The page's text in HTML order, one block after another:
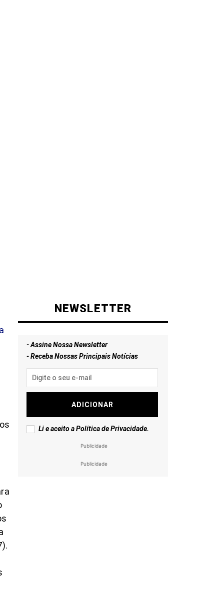
NEWSLETTER
- Assine Nossa Newsletter
- Receba Nossas Principais Notícias
ADICIONAR
Li e aceito aPolítica de Privacidade.
Publicidade
Publicidade